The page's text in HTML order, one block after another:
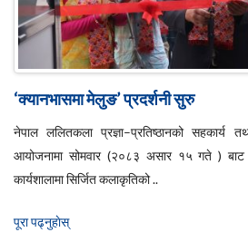
‘क्यानभासमा मेलुङ’ प्रदर्शनी सुरु
नेपाल ललितकला प्रज्ञा–प्रतिष्ठानको सहकार्य
आयोजनामा सोमवार (२०८३ असार १५ गते ) बाट
कार्यशालामा सिर्जित कलाकृतिको ..
पूरा पढ्नुहाेस्